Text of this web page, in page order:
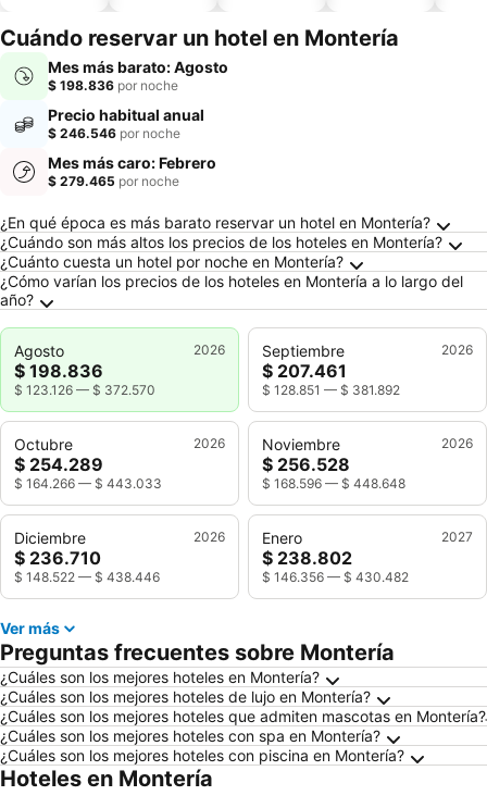
mascotas
Cuándo reservar un hotel en Montería
Mes más barato: Agosto
$ 198.836 por noche
Precio habitual anual
$ 246.546 por noche
Mes más caro: Febrero
$ 279.465 por noche
Preguntas frecuentes sobre Montería
¿En qué época es más barato reservar un hotel en Montería?
¿Cuándo son más altos los precios de los hoteles en Montería?
¿Cuánto cuesta un hotel por noche en Montería?
¿Cómo varían los precios de los hoteles en Montería a lo largo del
año?
Agosto 2026
$ 198.836
$ 123.126 — $ 372.570
Septiembre 2026
$ 207.461
$ 128.851 — $ 381.892
Octubre 2026
$ 254.289
$ 164.266 — $ 443.033
Noviembre 2026
$ 256.528
$ 168.596 — $ 448.648
Diciembre 2026
$ 236.710
$ 148.522 — $ 438.446
Enero 2027
$ 238.802
$ 146.356 — $ 430.482
Ver más
Preguntas frecuentes sobre Montería
¿Cuáles son los mejores hoteles en Montería?
¿Cuáles son los mejores hoteles de lujo en Montería?
¿Cuáles son los mejores hoteles que admiten mascotas en Montería?
¿Cuáles son los mejores hoteles con spa en Montería?
¿Cuáles son los mejores hoteles con piscina en Montería?
Hoteles en Montería